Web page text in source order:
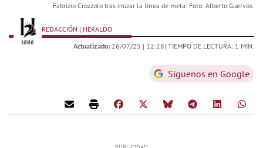
Fabrizio Crozzolo tras cruzar la línea de meta: Foto: Alberto Guervós.
REDACCIÓN | HERALDO
Actualizado: 26/07/25 | 12:28| TIEMPO DE LECTURA: 1 MIN.
Síguenos en Google